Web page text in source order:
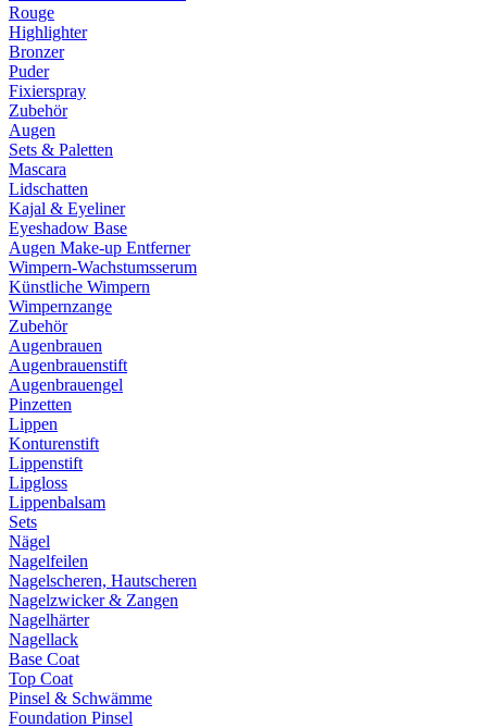
Rouge
Highlighter
Bronzer
Puder
Fixierspray
Zubehör
Augen
Sets & Paletten
Mascara
Lidschatten
Kajal & Eyeliner
Eyeshadow Base
Augen Make-up Entferner
Wimpern-Wachstumsserum
Künstliche Wimpern
Wimpernzange
Zubehör
Augenbrauen
Augenbrauenstift
Augenbrauengel
Pinzetten
Lippen
Konturenstift
Lippenstift
Lipgloss
Lippenbalsam
Sets
Nägel
Nagelfeilen
Nagelscheren, Hautscheren
Nagelzwicker & Zangen
Nagelhärter
Nagellack
Base Coat
Top Coat
Pinsel & Schwämme
Foundation Pinsel